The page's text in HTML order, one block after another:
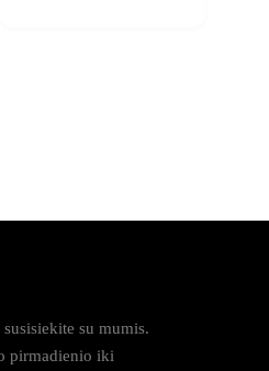
su mumis.
pirmadienio iki